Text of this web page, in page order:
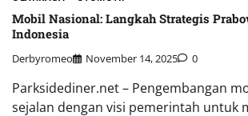
Mobil Nasional: Langkah Strategis
Indonesia
Derbyromeo November 14, 2025 0
Parksidediner.net – Pengembangan
sejalan dengan visi pemerintah untuk